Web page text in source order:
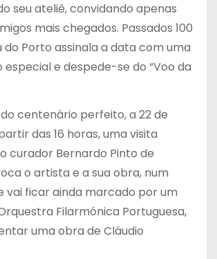
seu ateliê, convidando apenas
mais chegados. Passados 100
do Porto assinala a data com uma
e despede-se do “Voo da
centenário perfeito, a 22 de
das 16 horas, uma visita
curador Bernardo Pinto de
o artista e a sua obra, num
vai ficar ainda marcado por um
Filarmónica Portuguesa,
uma obra de Cláudio